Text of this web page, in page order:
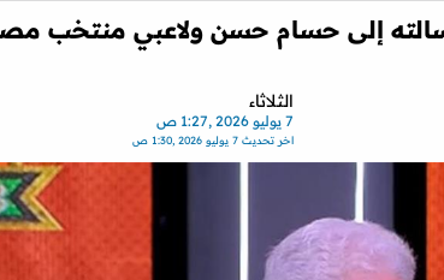
إلى حسام حسن ولاعبي منتخب
الثلاثاء
7 يوليو 2026 ,1:27 ص
اخر تحديث 7 يوليو 2026 ,1:30 ص